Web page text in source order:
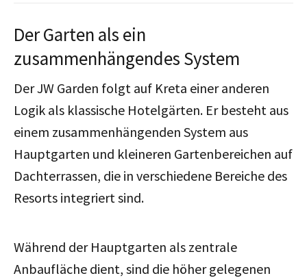
Der Garten als ein
zusammenhängendes System
Der JW Garden folgt auf Kreta einer anderen
Logik als klassische Hotelgärten. Er besteht aus
einem zusammenhängenden System aus
Hauptgarten und kleineren Gartenbereichen auf
Dachterrassen, die in verschiedene Bereiche des
Resorts integriert sind.
Während der Hauptgarten als zentrale
Anbaufläche dient, sind die höher gelegenen